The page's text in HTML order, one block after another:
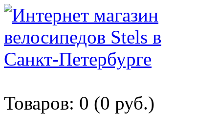
Товаров: 0 (0 руб.)